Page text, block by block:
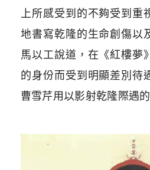
上所感受到的不夠受到重
地書寫乾隆的生命創傷以
馬以工說道，在《紅樓夢
的身份而受到明顯差別待
曹雪芹用以影射乾隆際遇